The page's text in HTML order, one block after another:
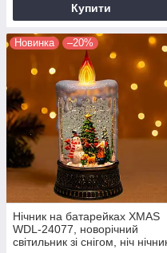
Купити
Новинка –20%
Нічник на батарейках XMAS
WDL-24077, новорічний
світильник зі снігом, ніч